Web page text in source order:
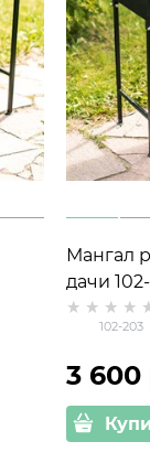
Мангал
дачи
102-203
3 600